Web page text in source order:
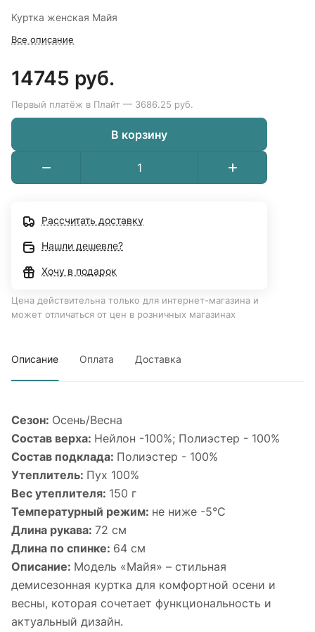
Куртка женская Майя
Все описание
14745 руб.
Первый платёж в Плайт — 3686.25 руб.
В корзину
Рассчитать доставку
Нашли дешевле?
Хочу в подарок
Цена действительна только для интернет-магазина и
может отличаться от цен в розничных магазинах
Описание Оплата Доставка
Сезон: Осень/Весна
Состав верха: Нейлон -100%; Полиэстер - 100%
Состав подклада: Полиэстер - 100%
Утеплитель: Пух 100%
Вес утеплителя: 150 г
Температурный режим: не ниже -5°С
Длина рукава: 72 см
Длина по спинке: 64 см
Описание: Модель «Майя» – стильная
демисезонная куртка для комфортной осени и
весны, которая сочетает функциональность и
актуальный дизайн.